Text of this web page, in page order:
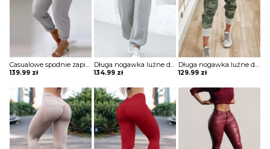
Casualowe spodnie zapinane na guziki Hiroko
139.99 zł
Długa nogawka luźne dresowe jednolite bez wzoru ściągacz wiązane kieszenie casual spodnie Iyana
134.99 zł
Długa nogawka luźne dresowe moro wiązane ściągacz eleganckie casual spodnie Ragnhild
129.99 zł